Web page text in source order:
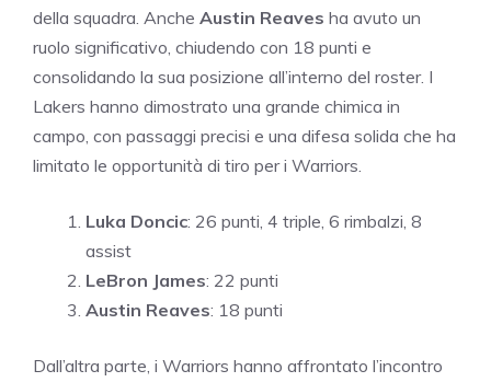
della squadra. Anche Austin Reaves ha avuto un
ruolo significativo, chiudendo con 18 punti e
consolidando la sua posizione all’interno del roster. I
Lakers hanno dimostrato una grande chimica in
campo, con passaggi precisi e una difesa solida che ha
limitato le opportunità di tiro per i Warriors.
Luka Doncic: 26 punti, 4 triple, 6 rimbalzi, 8
assist
LeBron James: 22 punti
Austin Reaves: 18 punti
Dall’altra parte, i Warriors hanno affrontato l’incontro